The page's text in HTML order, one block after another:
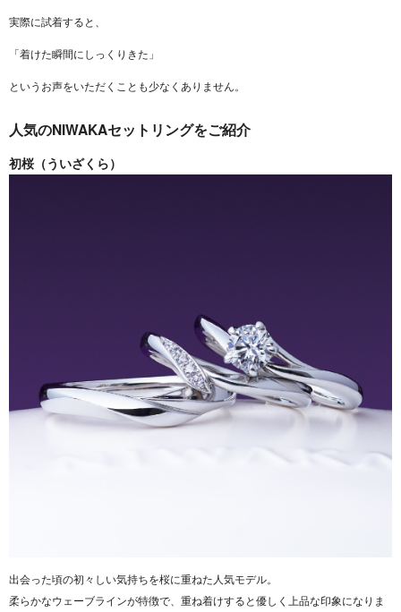
実際に試着すると、
「着けた瞬間にしっくりきた」
というお声をいただくことも少なくありません。
人気のNIWAKAセットリングをご紹介
初桜（ういざくら）
出会った頃の初々しい気持ちを桜に重ねた人気モデル。
柔らかなウェーブラインが特徴で、重ね着けすると優しく上品な印象になりま